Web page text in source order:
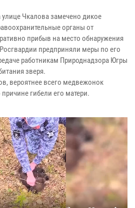
Чкалова замечено дикое
органы от
прибыв на место обнаружения
предприняли меры по его
работникам Природнадзора Югры
зверя.
вероятнее всего медвежонок
гибели его матери.